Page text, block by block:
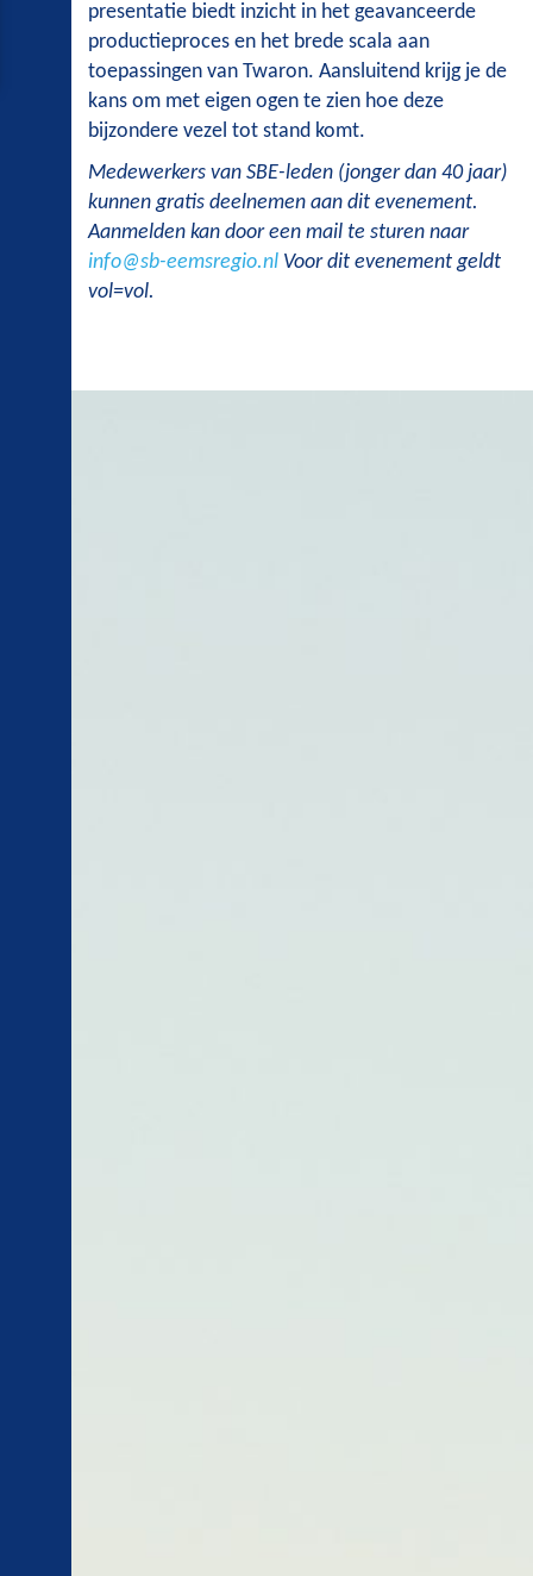
presentatie biedt inzicht in het geavanceerde
productieproces en het brede scala aan
toepassingen van Twaron. Aansluitend krijg je de
kans om met eigen ogen te zien hoe deze
bijzondere vezel tot stand komt.
Medewerkers van SBE-leden (jonger dan 40 jaar)
kunnen gratis deelnemen aan dit evenement.
Aanmelden kan door een mail te sturen naar
info@sb-eemsregio.nl Voor dit evenement geldt
vol=vol.